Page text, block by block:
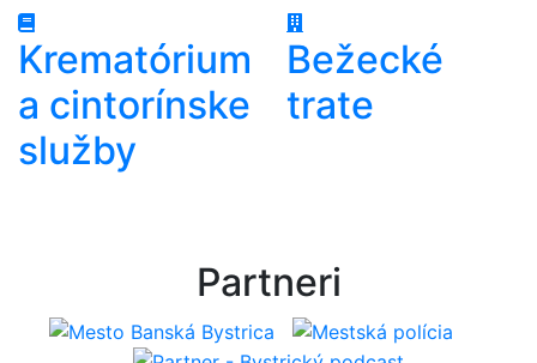
Krematórium
a cintorínske
služby
Bežecké
trate
Partneri